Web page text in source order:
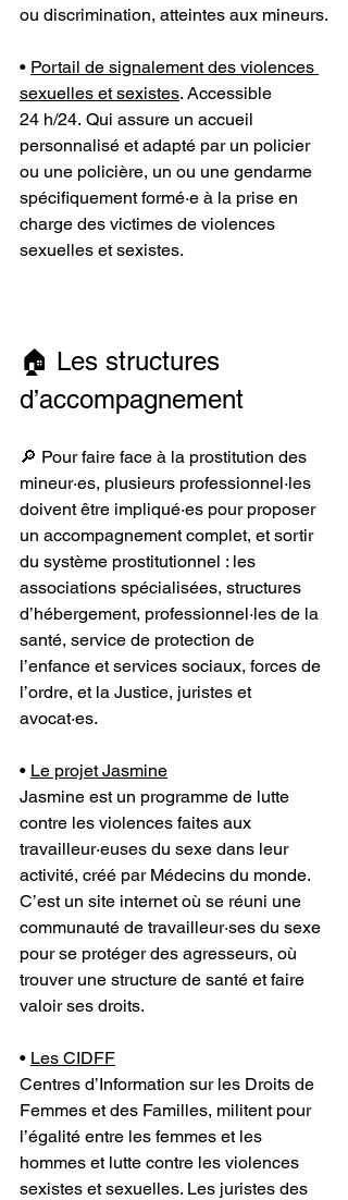
ou discrimination, atteintes aux mineurs.
• Portail de signalement des violences
sexuelles et sexistes. Accessible
24 h/24. Qui assure un accueil
personnalisé et adapté par un policier
ou une policière, un ou une gendarme
spécifiquement formé·e à la prise en
charge des victimes de violences
sexuelles et sexistes.
🏠 Les structures
d’accompagnement
🔎 Pour faire face à la prostitution des
mineur·es, plusieurs professionnel·les
doivent être impliqué·es pour proposer
un accompagnement complet, et sortir
du système prostitutionnel : les
associations spécialisées, structures
d’hébergement, professionnel·les de la
santé, service de protection de
l’enfance et services sociaux, forces de
l’ordre, et la Justice, juristes et
avocat·es.
• Le projet Jasmine
Jasmine est un programme de lutte
contre les violences faites aux
travailleur·euses du sexe dans leur
activité, créé par Médecins du monde.
C’est un site internet où se réuni une
communauté de travailleur·ses du sexe
pour se protéger des agresseurs, où
trouver une structure de santé et faire
valoir ses droits.
• Les CIDFF
Centres d’Information sur les Droits de
Femmes et des Familles, militent pour
l’égalité entre les femmes et les
hommes et lutte contre les violences
sexistes et sexuelles. Les juristes des